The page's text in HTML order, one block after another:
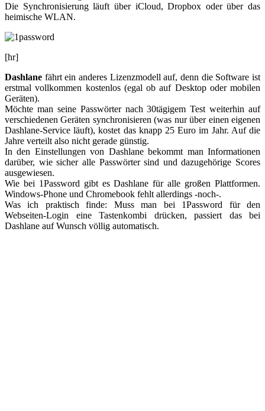
Die Synchronisierung läuft über iCloud, Dropbox oder über das
heimische WLAN.
[hr]
Dashlane fährt ein anderes Lizenzmodell auf, denn die Software ist
erstmal vollkommen kostenlos (egal ob auf Desktop oder mobilen
Geräten).
Möchte man seine Passwörter nach 30tägigem Test weiterhin auf
verschiedenen Geräten synchronisieren (was nur über einen eigenen
Dashlane-Service läuft), kostet das knapp 25 Euro im Jahr. Auf die
Jahre verteilt also nicht gerade günstig.
In den Einstellungen von Dashlane bekommt man Informationen
darüber, wie sicher alle Passwörter sind und dazugehörige Scores
ausgewiesen.
Wie bei 1Password gibt es Dashlane für alle großen Plattformen.
Windows-Phone und Chromebook fehlt allerdings -noch-.
Was ich praktisch finde: Muss man bei 1Password für den
Webseiten-Login eine Tastenkombi drücken, passiert das bei
Dashlane auf Wunsch völlig automatisch.